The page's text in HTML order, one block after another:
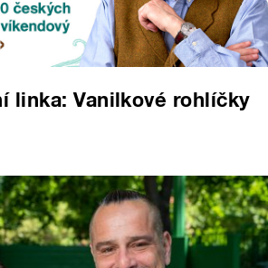
linka: Vanilkové rohlíčky